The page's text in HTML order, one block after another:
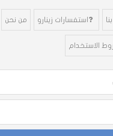
استفسارات زينارو من نحن
الاستخدام